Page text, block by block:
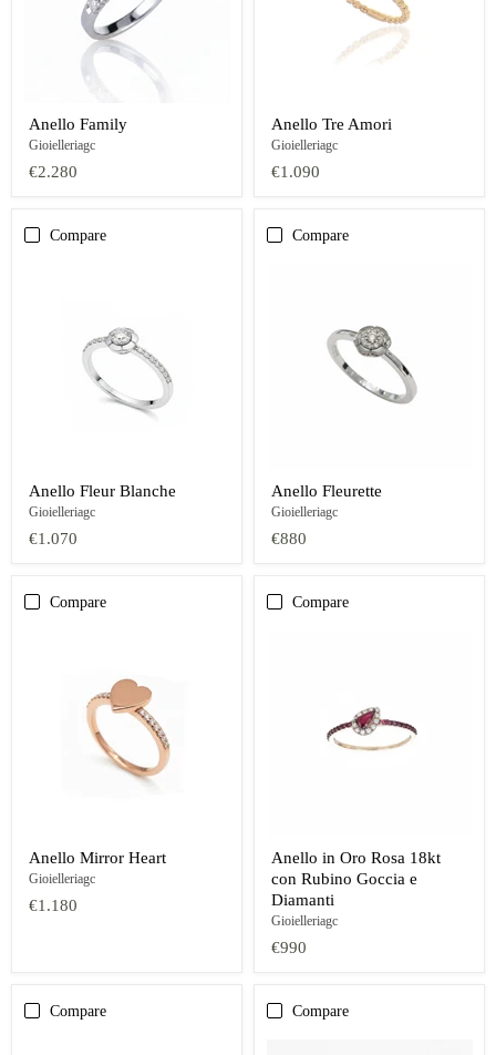
Anello Family
Gioielleriagc
€2.280
Anello Tre Amori
Gioielleriagc
€1.090
Compare
Anello Fleur Blanche
Gioielleriagc
€1.070
Compare
Anello Fleurette
Gioielleriagc
€880
Compare
Anello Mirror Heart
Gioielleriagc
€1.180
Compare
Anello in Oro Rosa 18kt
con Rubino Goccia e
Diamanti
Gioielleriagc
€990
Compare Compare